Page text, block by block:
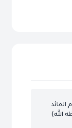
القائد
الله)